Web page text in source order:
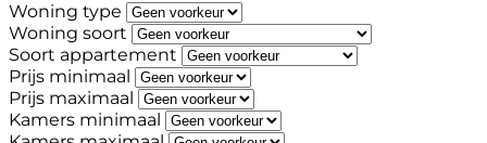
Woning type
Woning soort
Soort appartement
Prijs minimaal
Prijs maximaal
Kamers minimaal